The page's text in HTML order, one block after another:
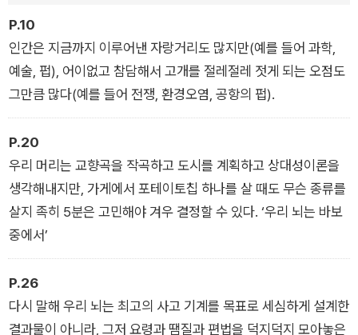
짓거리의 대명사들부터 우리와 함께 살아가는 개개인의 치명적
인 흑역사까지 총망라했다. 그리하여 역사란 멀리 떨어진, 혹은
오래된 남의 이야기가 아니라, 피부에 와 닿는 우리의 현실 이야
기라는 것을 깨닫게 한다.
예술, 문화, 과학, 기술, 외교 등 10개의 주제로 정리한 다방면의
역사적 사건과 서술은 마치 한 편의 영화를 보듯 우리를 끌어당긴
다. 특히 저자의 유머러스한 필치가 먼저 주목받으면서 책은 출간
과 동시에 영국 아마존 베스트셀러에 올랐고, 전 세계 30개국에
소개되었다. 생생한 지식의 향연, 톰 필립스의 담대한 강연이 시
순간이 올 것이다.
P.10
인간은 지금까지 이루어낸 자랑거리도 많지만(예를 들어 과학,
예술, 펍), 어이없고 참담해서 고개를 절레절레 젓게 되는 오점도
그만큼 많다(예를 들어 전쟁, 환경오염, 공항의 펍).
P.20
우리 머리는 교향곡을 작곡하고 도시를 계획하고 상대성이론을
생각해내지만, 가게에서 포테이토칩 하나를 살 때도 무슨 종류를
살지 족히 5분은 고민해야 겨우 결정할 수 있다. ‘우리 뇌는 바보
중에서’
P.26
다시 말해 우리 뇌는 최고의 사고 기계를 목표로 세심하게 설계한
결과물이 아니라, 그저 요령과 땜질과 편법을 덕지덕지 모아놓은